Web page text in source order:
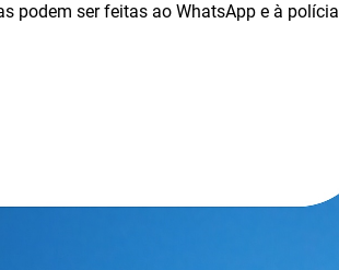
podem ser feitas ao WhatsApp e à